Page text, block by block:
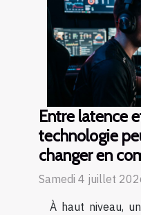
Entre latence
technologie
changer en
Samedi 4 juillet
À haut niveau,